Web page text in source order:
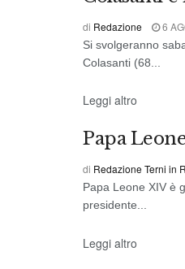
di Redazione 6
Si svolgeranno
Colasanti (68...
Leggi altro
CRONACA UMBRIA
Papa
di Redazione Terni in
Papa Leone XIV è
presidente...
Leggi altro
CRONACA DI